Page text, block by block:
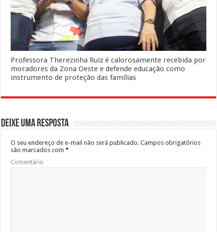
Professora Therezinha Ruiz é calorosamente recebida por
moradores da Zona Oeste e defende educação como
instrumento de proteção das famílias
Deixe uma resposta
O seu endereço de e-mail não será publicado. Campos obrigatórios
são marcados com*
Comentário